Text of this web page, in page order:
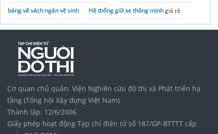
bảng vẽ vách ngăn vệ sinh
Hệ thống giữ xe thông minhgiá rẻ
báo giá gỗ nhựa ốp tường
Phụ kiệnVách tắm kínhHiwin
https://hanoiseasongardens.com.vn/
noxh K Home Avenue Nhơn Trạch
Cơ quan chủ quản: Viện Nghiên cứu đô thị và Phát triển hạ
tầng (Tổng hội Xây dựng Việt Nam)
Thành lập: 12/6/2006
Giấy phép hoạt động Tạp chí điện tử số 187/GP-BTTTT cấp